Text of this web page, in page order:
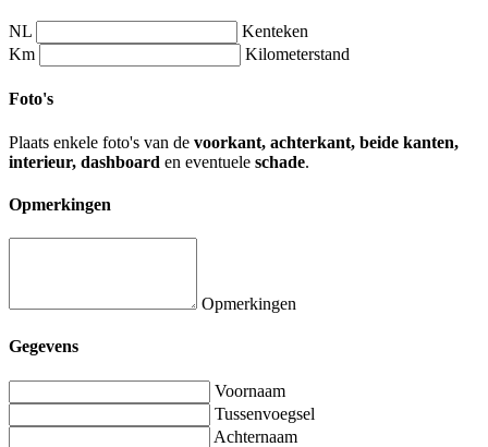
NL
Kenteken
Km
Kilometerstand
Foto's
Plaats enkele foto's van de voorkant, achterkant, beide kanten,
interieur, dashboard en eventuele schade.
Opmerkingen
Opmerkingen
Gegevens
Voornaam
Tussenvoegsel
Achternaam